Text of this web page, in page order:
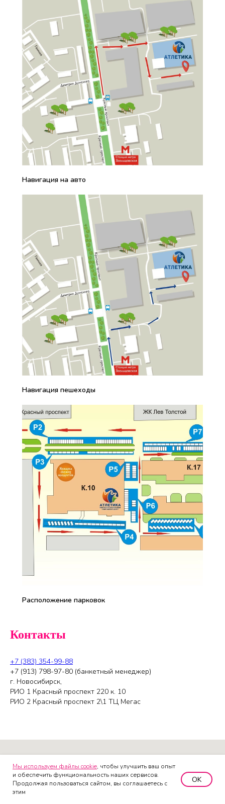
Навигация на авто
Навигация пешеходы
Расположение парковок
Контакты
+7 (383) 354-99-88
+7 (913) 798-97-80 (банкетный менеджер)
г. Новосибирск,
РИО 1 Красный проспект 220 к. 10
РИО 2 Красный проспект 2\1 ТЦ Мегас
Мы используем файлы cookie, чтобы улучшить ваш опыт
и обеспечить функциональность наших сервисов.
Продолжая пользоваться сайтом, вы соглашаетесь с
этим
OK